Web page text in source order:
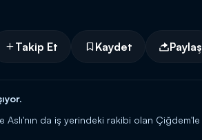
Takip Et Kaydet Paylaş
Aslı'nın da iş yerindeki rakibi olan Çiğdem'le
diye eleştiriyor.